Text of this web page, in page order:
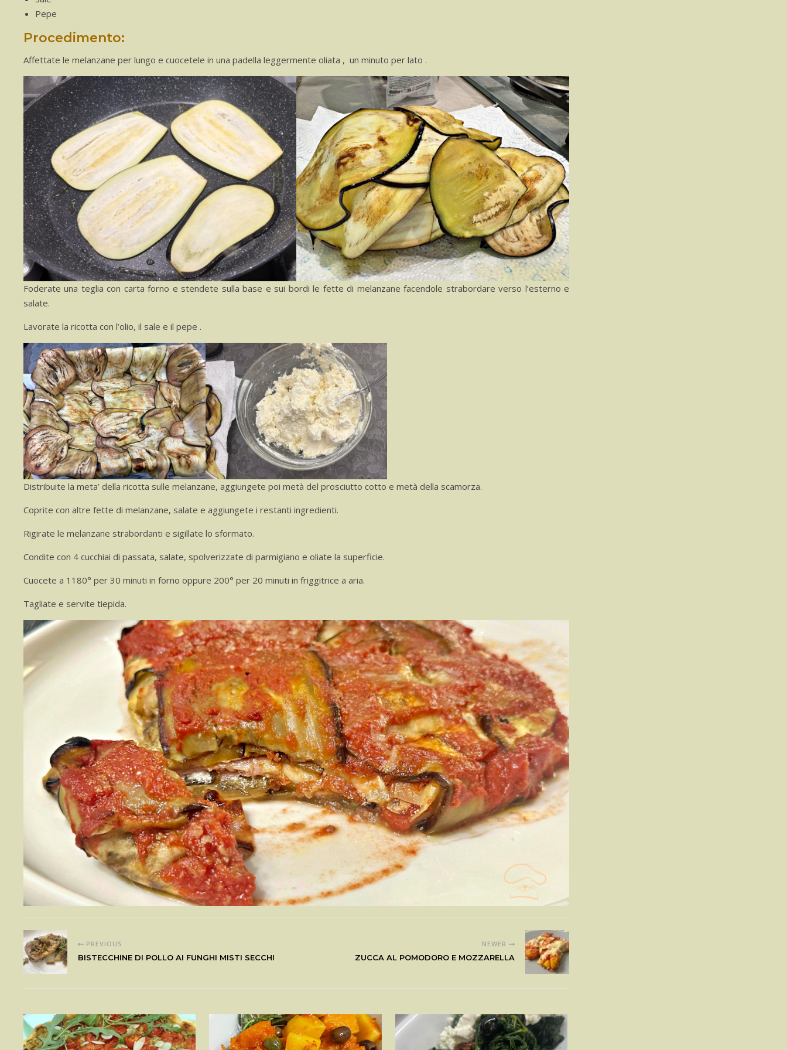
Pepe
Procedimento:
Affettate le melanzane per lungo e cuocetele in una padella leggermente oliata , un minuto per lato .
Foderate una teglia con carta forno e stendete sulla base e sui bordi le fette di melanzane facendole strabordare verso l’esterno e
salate.
Lavorate la ricotta con l’olio, il sale e il pepe .
Distribuite la meta’ della ricotta sulle melanzane, aggiungete poi metà del prosciutto cotto e metà della scamorza.
Coprite con altre fette di melanzane, salate e aggiungete i restanti ingredienti.
Rigirate le melanzane strabordanti e sigillate lo sformato.
Condite con 4 cucchiai di passata, salate, spolverizzate di parmigiano e oliate la superficie.
Cuocete a 1180° per 30 minuti in forno oppure 200° per 20 minuti in friggitrice a aria.
Tagliate e servite tiepida.
PREVIOUS
BISTECCHINE DI POLLO AI FUNGHI MISTI SECCHI
NEWER
ZUCCA AL POMODORO E MOZZARELLA